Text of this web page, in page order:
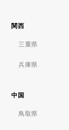
関西
三重県
兵庫県
中国
鳥取県